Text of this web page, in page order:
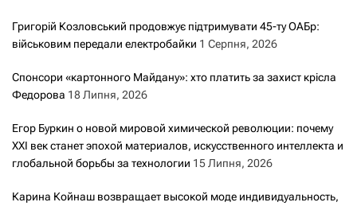
Григорій Козловський продовжує підтримувати 45-ту ОАБр:
військовим передали електробайки 1 Серпня, 2026
Спонсори «картонного Майдану»: хто платить за захист крісла
Федорова 18 Липня, 2026
Егор Буркин о новой мировой химической революции: почему
XXI век станет эпохой материалов, искусственного интеллекта и
глобальной борьбы за технологии 15 Липня, 2026
Карина Койнаш возвращает высокой моде индивидуальность,